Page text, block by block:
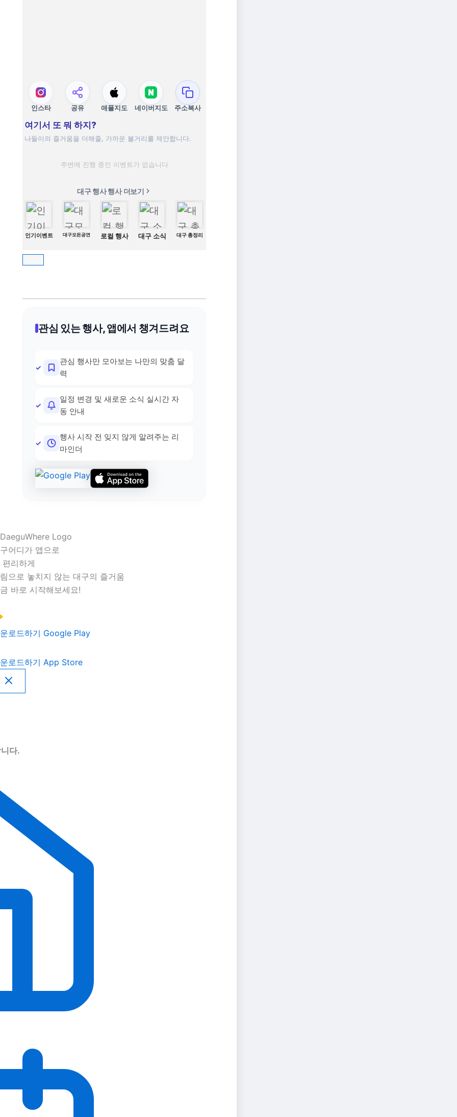
인스타 공유 애플지도 네이버지도 주소복사
여기서 또 뭐 하지?
나들이의 즐거움을 더해줄, 가까운 볼거리를 제안합니다.
주변에 진행 중인 이벤트가 없습니다
대구 행사 행사 더보기
인기이벤트 대구모든공연 로컬 행사 대구 소식 대구 총정리
관심 있는 행사, 앱에서 챙겨드려요
관심 행사만 모아보는 나만의 맞춤 달
력
일정 변경 및 새로운 소식 실시간 자
동 안내
행사 시작 전 잊지 않게 알려주는 리
마인더
어디가 앱으로
편리하게
으로 놓치지 않는 대구의 즐거움
바로 시작해보세요!
로드하기 Google Play
로드하기 App Store
다.